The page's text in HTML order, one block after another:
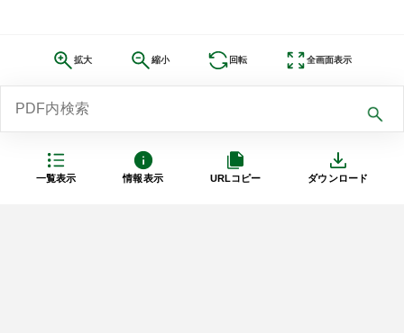
一覧表示 情報表示 URLコピー ダウンロード
拡大 縮小 回転 全画面表示